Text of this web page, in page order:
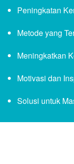
Peningkatan
Metode yang
Meningkatkan
Motivasi dan
Solusi untuk